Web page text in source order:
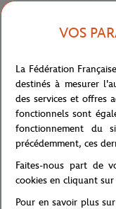
Livraison et
VOS
La Fédération
destinés à mesurer
des services et offres
fonctionnels sont
fonctionnement du
précédemment, ces
Faites-nous part de
cookies en cliquant
Pour en savoir plus